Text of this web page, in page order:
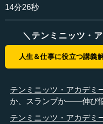
ジに連れていくのですが、
ずっと同じことをやって
だ」と言っている人間に
のが原因だから、もう少
と伝えます。そうして違
った挙げ句、それでもス
け出すのが難しそうだと
び悩みが来ているかもし
14分26秒
＼テンミニッツ・
人生＆仕事に役立つ講義
テンミニッツ・アカデミ
か、スランプか――伸び
テンミニッツ・アカデミ